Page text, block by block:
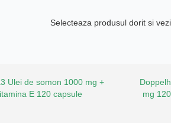
Selecteaza produsul dorit si
Ulei de somon 1000 mg +
E 120 capsule
mg